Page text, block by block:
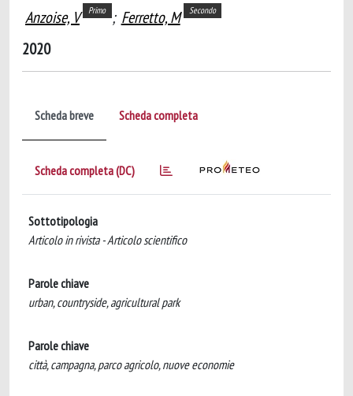
Anzoise, V Primo ; Ferretto, M Secondo
2020
Scheda breve Scheda completa
Scheda completa (DC)
Sottotipologia
Articolo in rivista - Articolo scientifico
Parole chiave
urban, countryside, agricultural park
Parole chiave
città, campagna, parco agricolo, nuove economie